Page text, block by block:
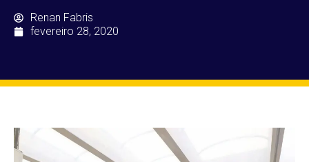
Renan Fabris
fevereiro 28, 2020